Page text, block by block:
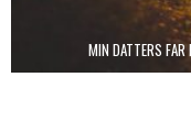
MIN DATTERS